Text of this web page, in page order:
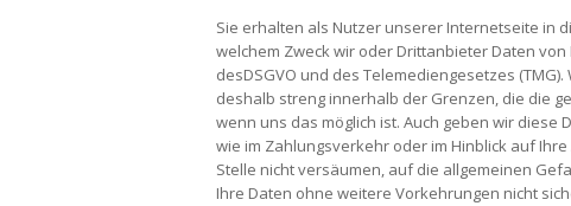
Sie erhalten als Nutzer unserer Internetseite in
welchem Zweck wir oder Drittanbieter Daten
desDSGVO und des Telemediengesetzes
deshalb streng innerhalb der Grenzen, die die
wenn uns das möglich ist. Auch geben wir
wie im Zahlungsverkehr oder im Hinblick auf
Stelle nicht versäumen, auf die allgemeinen
Ihre Daten ohne weitere Vorkehrungen nicht